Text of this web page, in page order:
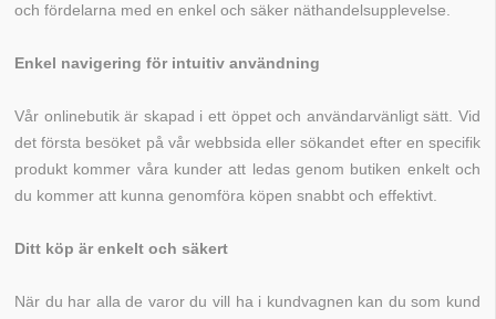
och fördelarna med en enkel och säker näthandelsupplevelse.
Enkel navigering för intuitiv användning
Vår onlinebutik är skapad i ett öppet och användarvänligt sätt. Vid
det första besöket på vår webbsida eller sökandet efter en specifik
produkt kommer våra kunder att ledas genom butiken enkelt och
du kommer att kunna genomföra köpen snabbt och effektivt.
Ditt köp är enkelt och säkert
När du har alla de varor du vill ha i kundvagnen kan du som kund